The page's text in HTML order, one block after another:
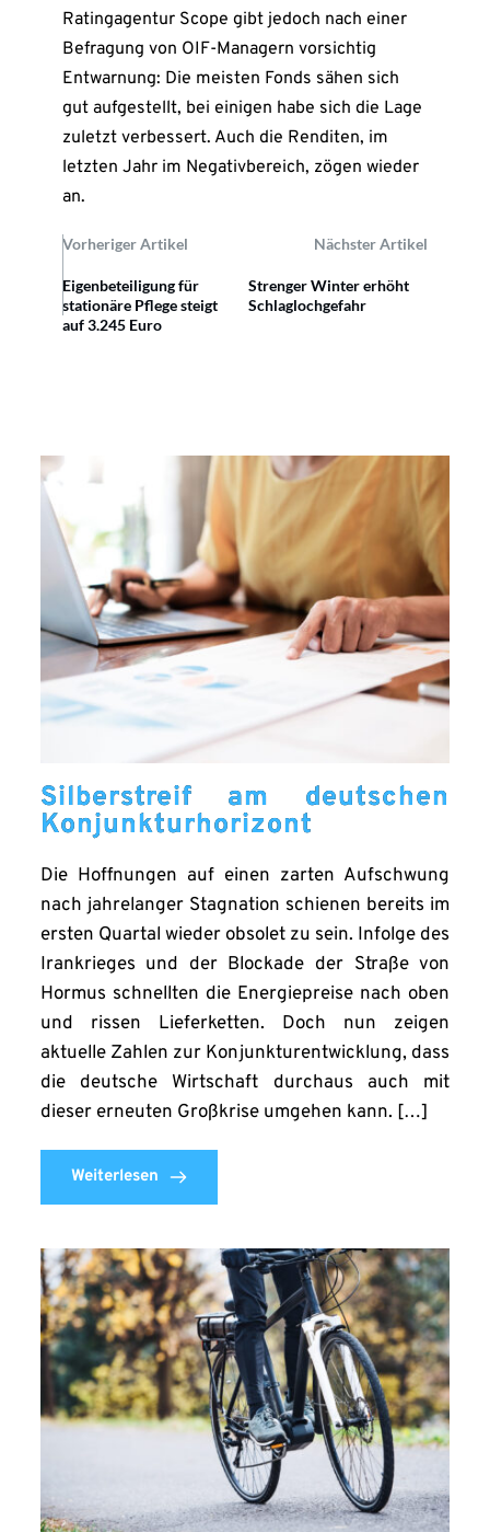
Silberstreif am deutschen
Konjunkturhorizont
Die Hoffnungen auf einen zarten Aufschwung
nach jahrelanger Stagnation schienen bereits im
ersten Quartal wieder obsolet zu sein. Infolge des
Irankrieges und der Blockade der Straße von
Hormus schnellten die Energiepreise nach oben
und rissen Lieferketten. Doch nun zeigen
aktuelle Zahlen zur Konjunkturentwicklung, dass
die deutsche Wirtschaft durchaus auch mit
dieser erneuten Großkrise umgehen kann. […]
Weiterlesen
Ratingagentur Scope gibt jedoch nach einer
Befragung von OIF-Managern vorsichtig
Entwarnung: Die meisten Fonds sähen sich
gut aufgestellt, bei einigen habe sich die Lage
zuletzt verbessert. Auch die Renditen, im
letzten Jahr im Negativbereich, zögen wieder
an.
Vorheriger Artikel Nächster Artikel
Eigenbeteiligung für
stationäre Pflege steigt
auf 3.245 Euro
Strenger Winter erhöht
Schlaglochgefahr